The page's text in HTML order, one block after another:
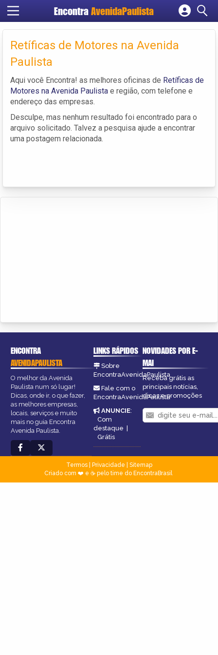
EncontraAvenidaPaulista
Cadastrar empresa
Criar conta
Retíficas de Motores na Avenida
Paulista
Aqui você Encontra! as melhores oficinas de Retíficas de
Motores na Avenida Paulista e região, com telefone e
endereço das empresas.
Desculpe, mas nenhum resultado foi encontrado para o
arquivo solicitado. Talvez a pesquisa ajude a encontrar
uma postagem relacionada.
ENCONTRA
AVENIDAPAULISTA
O melhor da Avenida
Paulista num só lugar!
Dicas, onde ir, o que fazer,
as melhores empresas,
locais, serviços e muito
mais no guia Encontra
Avenida Paulista.
LINKS RÁPIDOS
Sobre
EncontraAvenidaPaulista
Fale com o
EncontraAvenidaPaulista
ANUNCIE:
Com
destaque |
Grátis
NOVIDADES POR E-
MAI
Receba grátis as
principais notícias,
dicas e promoções
Termos| Privacidade
Sitemap
Criado com ❤️ e ☕ pelo time do EncontraBrasil